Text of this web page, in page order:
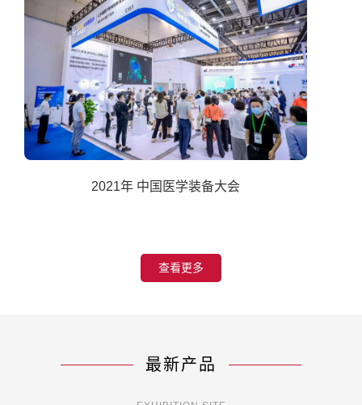
2021年 中国医学装备大会
查看更多
最新产品